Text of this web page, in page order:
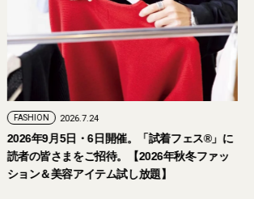
イウェア】パリ発「イジ
艦店をキャットストリート
定サングラスも登場
2026年9月5日・6
読者の皆さまをご
ション＆美容アイ